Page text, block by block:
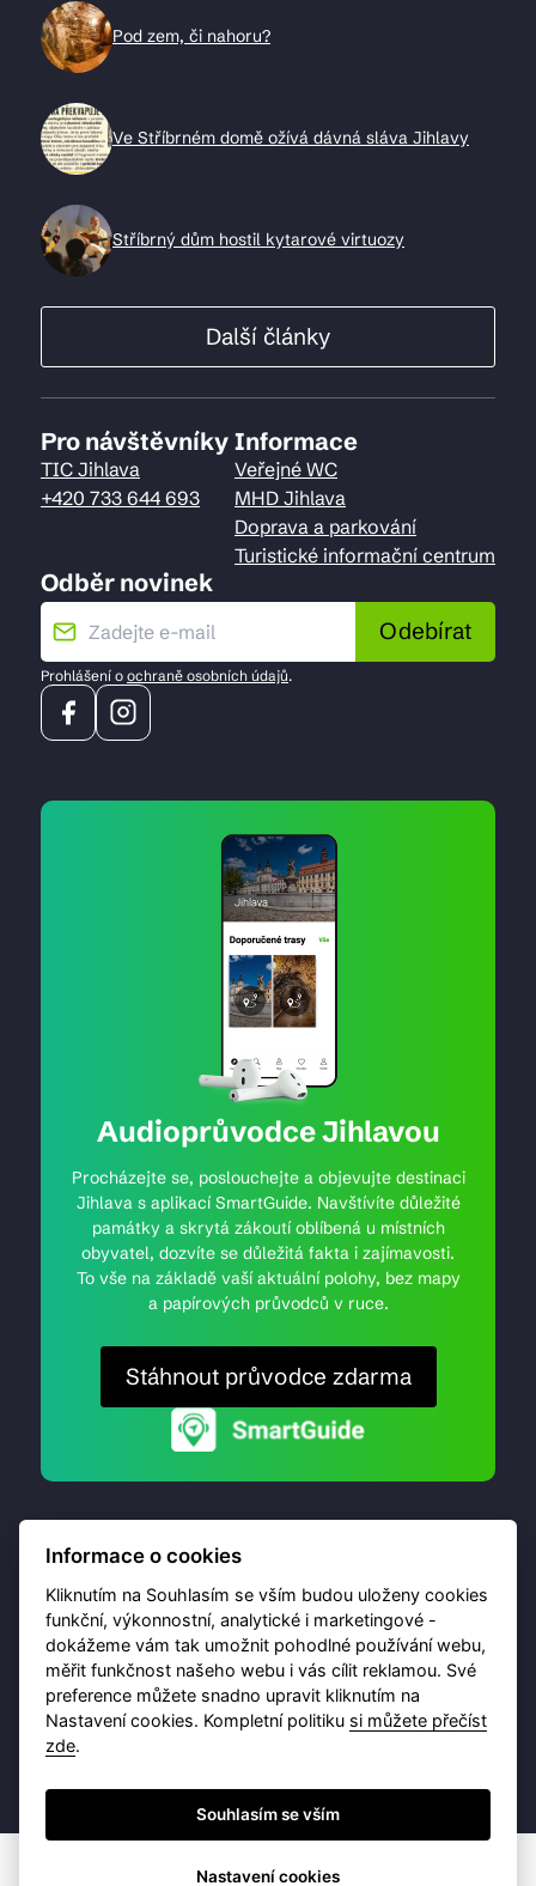
Pod zem, či nahoru?
Ve Stříbrném domě ožívá dávná sláva Jihlavy
Stříbrný dům hostil kytarové virtuozy
Další články
Pro návštěvníky
TIC Jihlava
+420 733 644 693
Informace
Veřejné WC
MHD Jihlava
Doprava a parkování
Turistické informační centrum
Odběr novinek
Odebírat
Prohlášení o ochraně osobních údajů.
Audioprůvodce Jihlavou
Procházejte se, poslouchejte a objevujte destinaci
Jihlava s aplikací SmartGuide. Navštívíte důležité
památky a skrytá zákoutí oblíbená u místních
obyvatel, dozvíte se důležitá fakta i zajímavosti.
To vše na základě vaší aktuální polohy, bez mapy
a papírových průvodců v ruce.
Stáhnout průvodce zdarma
© 2026 Destinační portál provozujeBrána Jihlavy,
příspěvková organizace. Všechna práva vyhrazena.
Ochrana osobních údajů
Informace o cookies
Kliknutím na Souhlasím se vším budou uloženy cookies
funkční, výkonnostní, analytické i marketingové -
dokážeme vám tak umožnit pohodlné používání webu,
měřit funkčnost našeho webu i vás cílit reklamou. Své
preference můžete snadno upravit kliknutím na
Nastavení cookies. Kompletní politiku si můžete přečíst
zde.
Souhlasím se vším
Nastavení cookies